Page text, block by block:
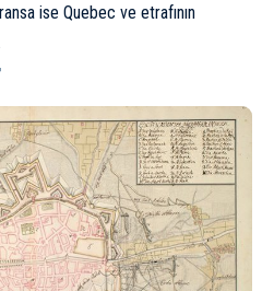
ise Quebec ve etrafının